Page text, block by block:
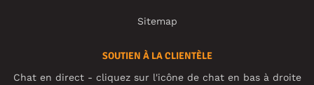
Sitemap
SOUTIEN À LA CLIENTÈLE
Chat en direct - cliquez sur l'icône de chat en bas à droite